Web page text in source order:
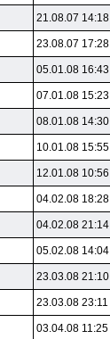
21.08.07 14:18
23.08.07 17:28
05.01.08 16:43
07.01.08 15:23
08.01.08 14:30
10.01.08 15:55
12.01.08 10:56
04.02.08 18:28
04.02.08 21:14
05.02.08 14:04
23.03.08 21:10
23.03.08 23:11
03.04.08 11:25